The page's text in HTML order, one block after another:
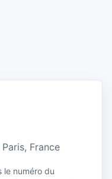
France
le numéro du